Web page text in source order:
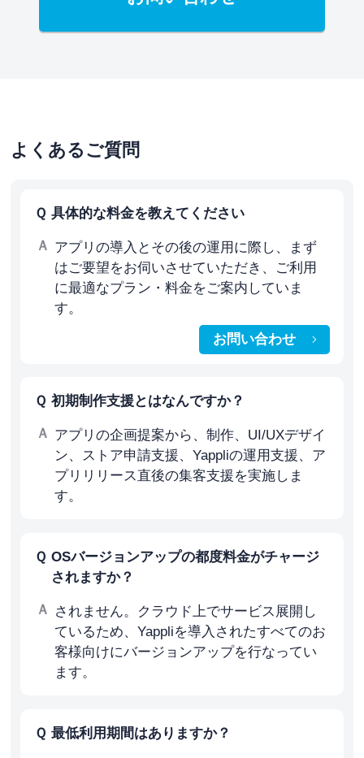
よくあるご質問
具体的な料金を教えてください
アプリの導入とその後の運用に際し、まず
はご要望をお伺いさせていただき、ご利用
に最適なプラン・料金をご案内していま
す。
お問い合わせ
初期制作支援とはなんですか？
アプリの企画提案から、制作、UI/UXデザイ
ン、ストア申請支援、Yappliの運用支援、ア
プリリリース直後の集客支援を実施しま
す。
OSバージョンアップの都度料金がチャージ
されますか？
されません。クラウド上でサービス展開し
ているため、Yappliを導入されたすべてのお
客様向けにバージョンアップを行なってい
ます。
最低利用期間はありますか？